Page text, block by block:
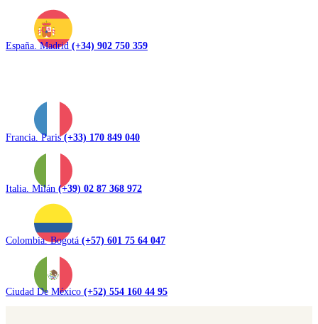
España. Madrid (+34) 902 750 359
Francia. Paris(+33) 170 849 040
Italia. Milán (+39) 02 87 368 972
Colombia. Bogotá (+57) 601 75 64 047
Ciudad De México (+52) 554 160 44 95